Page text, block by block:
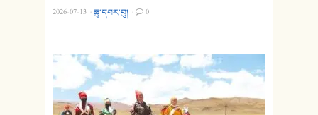
2026-07-13 ·ཆུ་དབར་བུ། · 0